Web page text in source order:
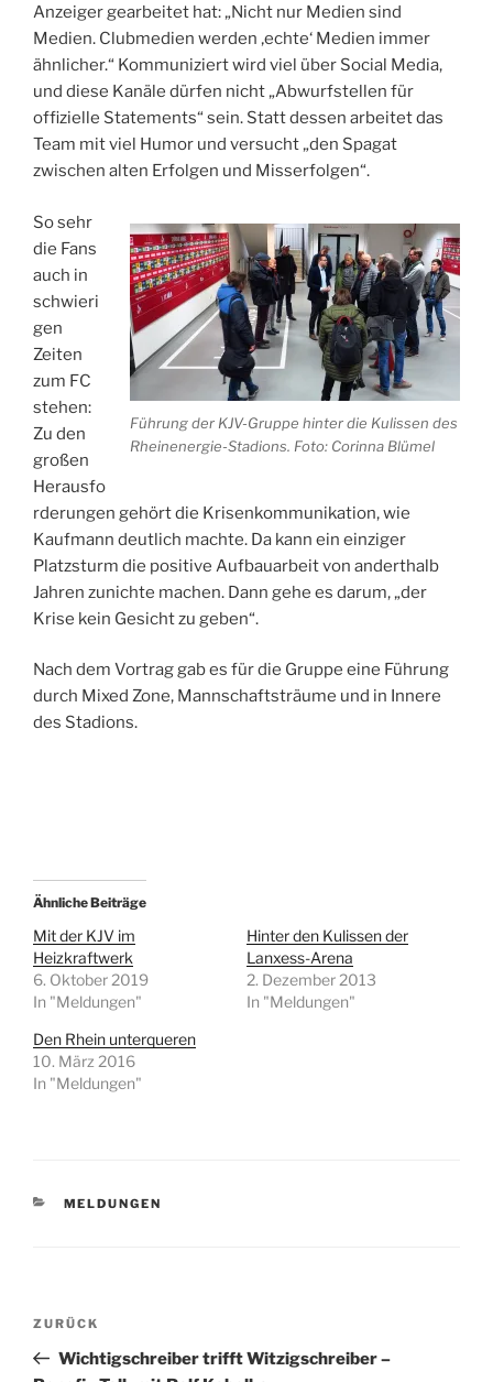
Anzeiger gearbeitet hat: „Nicht nur Medien sind
Medien. Clubmedien werden ‚echte‘ Medien immer
ähnlicher.“ Kommuniziert wird viel über Social Media,
und diese Kanäle dürfen nicht „Abwurfstellen für
offizielle Statements“ sein. Statt dessen arbeitet das
Team mit viel Humor und versucht „den Spagat
zwischen alten Erfolgen und Misserfolgen“.
Führung der KJV-Gruppe hinter die Kulissen des
Rheinenergie-Stadions. Foto: Corinna Blümel
So sehr
die Fans
auch in
schwieri
gen
Zeiten
zum FC
stehen:
Zu den
großen
Herausfo
rderungen gehört die Krisenkommunikation, wie
Kaufmann deutlich machte. Da kann ein einziger
Platzsturm die ­positive Aufbauarbeit von anderthalb
Jahren zunichte machen. Dann gehe es darum, „der
Krise kein Gesicht zu geben“.
Nach dem Vortrag gab es für die Gruppe eine Führung
durch Mixed Zone, Mannschaftsträume und in Innere
des Stadions.
Ähnliche Beiträge
Mit der KJV im
Heizkraftwerk
6. Oktober 2019
In "Meldungen"
Hinter den Kulissen der
Lanxess-Arena
2. Dezember 2013
In "Meldungen"
Den Rhein unterqueren
10. März 2016
In "Meldungen"
KATEGORIEN
MELDUNGEN
Beitragsnavigation
Vorheriger
Beitrag
ZURÜCK
Wichtigschreiber trifft Witzigschreiber –